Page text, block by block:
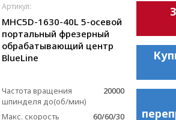
Артикул:
MHC5D-1630-40L 5-осевой
портальный фрезерный
обрабатывающий центр
BlueLinе
Частота вращения
шпинделя до(об/мин)
20000
Макс. скорость 60/60/30